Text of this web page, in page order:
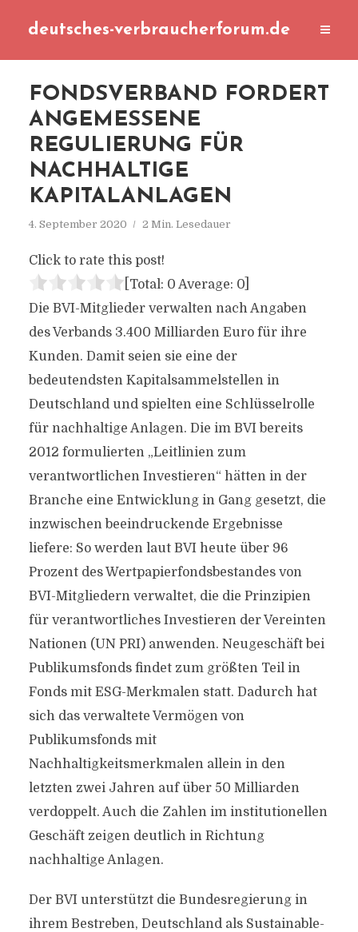
deutsches-verbraucherforum.de
FONDSVERBAND FORDERT
ANGEMESSENE
REGULIERUNG FÜR
NACHHALTIGE
KAPITALANLAGEN
4. September 2020 2 Min. Lesedauer
Click to rate this post!
[Total: 0 Average: 0]
Die BVI-Mitglieder verwalten nach Angaben
des Verbands 3.400 Milliarden Euro für ihre
Kunden. Damit seien sie eine der
bedeutendsten Kapitalsammelstellen in
Deutschland und spielten eine Schlüsselrolle
für nachhaltige Anlagen. Die im BVI bereits
2012 formulierten „Leitlinien zum
verantwortlichen Investieren“ hätten in der
Branche eine Entwicklung in Gang gesetzt, die
inzwischen beeindruckende Ergebnisse
liefere: So werden laut BVI heute über 96
Prozent des Wertpapierfondsbestandes von
BVI-Mitgliedern verwaltet, die die Prinzipien
für verantwortliches Investieren der Vereinten
Nationen (UN PRI) anwenden. Neugeschäft bei
Publikumsfonds findet zum größten Teil in
Fonds mit ESG-Merkmalen statt. Dadurch hat
sich das verwaltete Vermögen von
Publikumsfonds mit
Nachhaltigkeitsmerkmalen allein in den
letzten zwei Jahren auf über 50 Milliarden
verdoppelt. Auch die Zahlen im institutionellen
Geschäft zeigen deutlich in Richtung
nachhaltige Anlagen.
Der BVI unterstützt die Bundesregierung in
ihrem Bestreben, Deutschland als Sustainable-